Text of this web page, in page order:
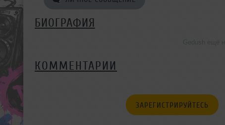
БИОГРАФИЯ
КОММЕНТАРИИ
ЗАРЕГИСТРИРУЙТЕСЬ